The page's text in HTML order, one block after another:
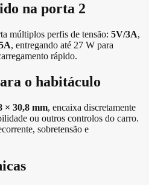
na porta 2
múltiplos perfis de tensão: 5V/3A,
, entregando até 27 W para
rápido.
o habitáculo
× 30,8 mm, encaixa discretamente
ou outros controlos do carro.
sobretensão e